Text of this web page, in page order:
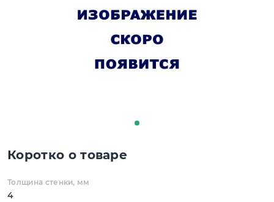
Коротко о товаре
Толщина стенки, мм
4